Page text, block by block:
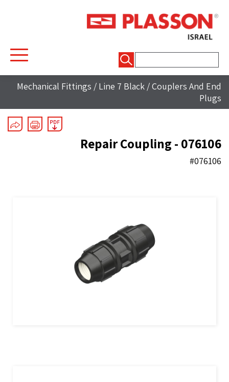
Mechanical Fittings / Line 7 Black /Couplers And End
Plugs
Repair Coupling - 076106
#076106